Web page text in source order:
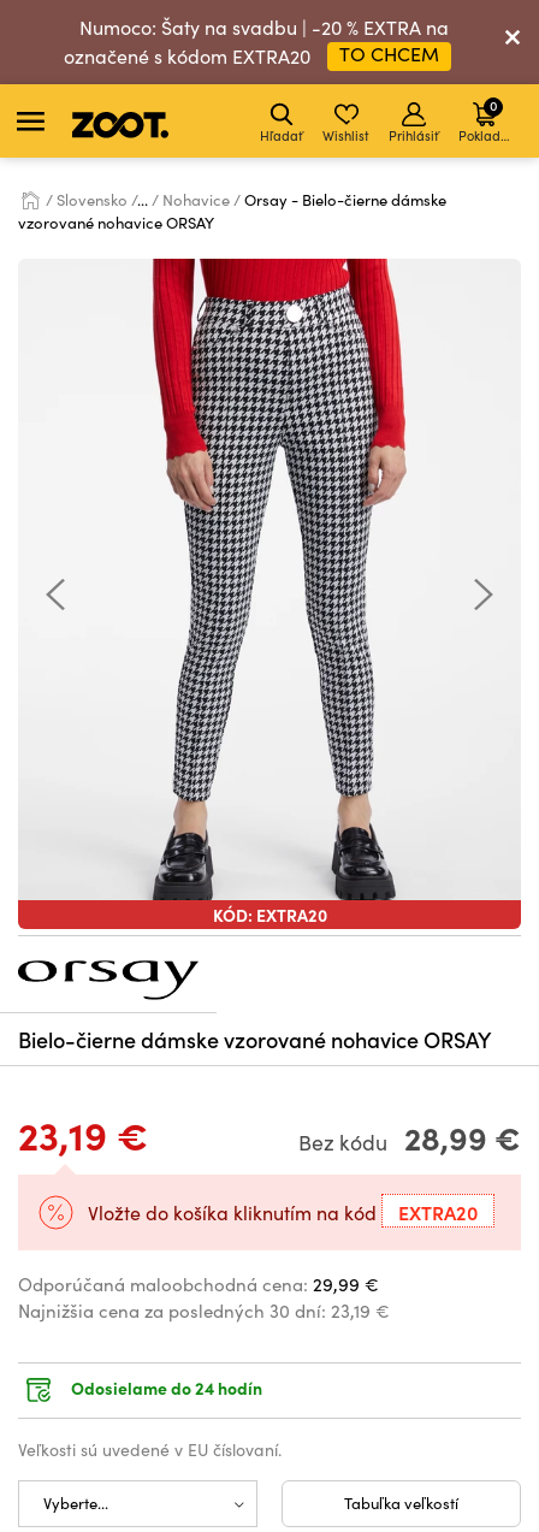
Numoco: Šaty na svadbu | -20 % EXTRA na
označené s kódom EXTRA20
TO CHCEM
Hľadať Wishlist Prihlásiť Pokladňa
0
Slovensko ... Nohavice
Orsay - Bielo-čierne dámske
vzorované nohavice ORSAY
KÓD: EXTRA20
Bielo-čierne dámske vzorované nohavice ORSAY
23,19 € Bez kódu 28,99 €
Vložte do košíka kliknutím na kód EXTRA20
Odporúčaná maloobchodná cena: 29,99 €
Najnižšia cena za posledných 30 dní: 23,19 €
Odosielame do 24 hodín
Veľkosti sú uvedené v EU číslovaní.
Tabuľka veľkostí